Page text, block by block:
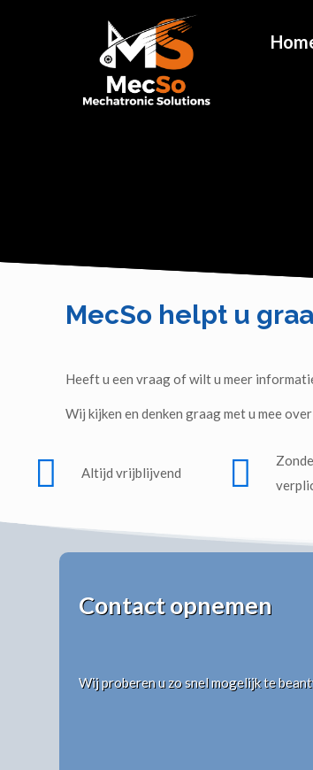
MecSo helpt u
Heeft u een vraag of wilt u meer
Wij kijken en denken graag met u mee
Altijd vrijblijvend
Contact opnemen
Wij proberen u zo snel mogelijk te